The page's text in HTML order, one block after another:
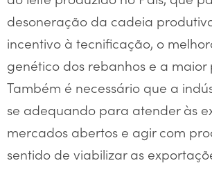
desoneração da cadeia
incentivo à tecnificação, o
genético dos rebanhos e a
Também é necessário que a
se adequando para atender às
mercados abertos e agir com
sentido de viabilizar as